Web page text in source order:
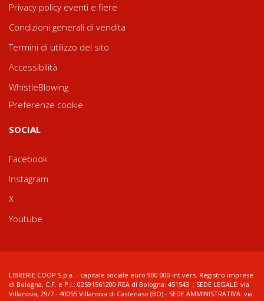
Privacy policy eventi e fiere
Condizioni generali di vendita
Termini di utilizzo del sito
Accessibilità
WhistleBlowing
Preferenze cookie
SOCIAL
Facebook
Instagram
X
Youtube
LIBRERIE.COOP S.p.a. - capitale sociale euro 900.000 int.vers. Registro imprese
di Bologna, C.F. e P.I.: 02591561200 REA di Bologna: 451543 ; SEDE LEGALE: via
Villanova, 29/7 - 40055 Villanova di Castenaso (BO) - SEDE AMMINISTRATIVA: via